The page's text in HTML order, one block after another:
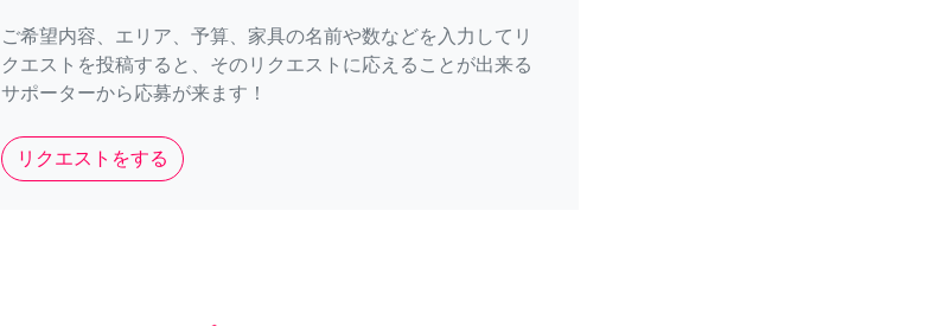
ご希望内容、エリア、予算、家具の名前や数などを入力してリ
クエストを投稿すると、そのリクエストに応えることが出来る
サポーターから応募が来ます！
リクエストをする